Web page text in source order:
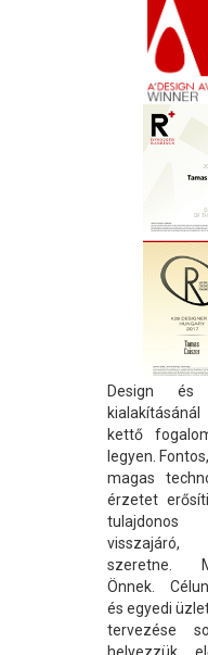
Design
kettő
legyen.
magas
érzetet
tulajdonos
visszajáró,
szeretne.
Önnek.
és egyedi
tervezése